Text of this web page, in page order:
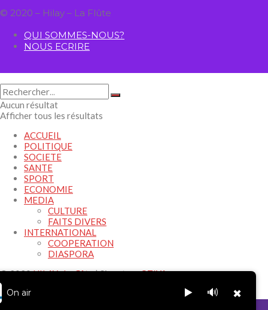
© 2020 – Hilay – La Flûte
QUI SOMMES-NOUS?
NOUS ECRIRE
On air ▶️ 🔊 ✖
Aucun résultat
Afficher tous les résultats
ACCUEIL
POLITIQUE
SOCIETE
SANTE
SPORT
ECONOMIE
MEDIA
CULTURE
FAITS DIVERS
INTERNATIONAL
COOPERATION
DIASPORA
© 2020HILAY -La flûte| SignatureOTIYA.